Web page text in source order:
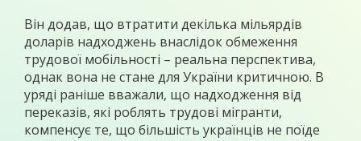
Він додав, що втратити декілька мільярдів
доларів надходжень внаслідок обмеження
трудової мобільності – реальна перспектива,
однак вона не стане для України критичною. В
уряді раніше вважали, що надходження від
переказів, які роблять трудові мігранти,
компенсує те, що більшість українців не поїде